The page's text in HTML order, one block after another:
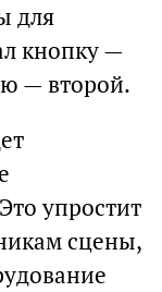
для
кнопку —
— второй.
упростит
сцены,